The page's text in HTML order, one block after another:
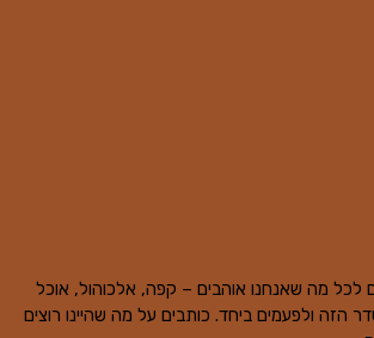
לכל מה שאנחנו אוהבים – קפה, אלכוהול, אוכל
הזה ולפעמים ביחד. כותבים על מה שהיינו רוצים